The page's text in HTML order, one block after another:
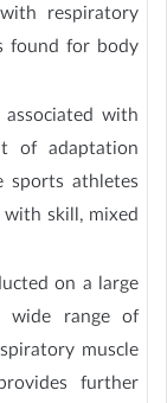
respiratory
found for body
with
of adaptation
sports athletes
skill, mixed
on a large
wide range of
muscle
further